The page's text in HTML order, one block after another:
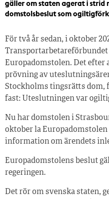
gäller om staten agerat i strid
domstolsbeslut som
För två år sedan, i oktober
Europadomstolen. Det efter
prövning av
Stockholms tingsrätts dom,
fast: Uteslutningen var
Nu har domstolen i
oktober la
information om ärendets
Europadomstolens beslut
regeringen.
Det rör om svenska staten,